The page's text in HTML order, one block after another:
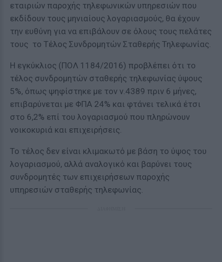
εταιριών παροχής τηλεφωνικών υπηρεσιών που
εκδίδουν τους μηνιαίους λογαριασμούς, θα έχουν
την ευθύνη για να επιβάλουν σε όλους τους πελάτες
τους το Τέλος Συνδρομητών Σταθερής Τηλεφωνίας.
Η εγκύκλιος (ΠΟΛ 1184/2016) προβλέπει ότι το
τέλος συνδρομητών σταθερής τηλεφωνίας ύψους
5%, όπως ψηφίστηκε με τον ν.4389 πριν 6 μήνες,
επιβαρύνεται με ΦΠΑ 24% και φτάνει τελικά έτσι
στο 6,2% επί του λογαριασμού που πληρώνουν
νοικοκυριά και επιχειρήσεις.
Το τέλος δεν είναι κλιμακωτό με βάση το ύψος του
λογαριασμού, αλλά αναλογικό και βαρύνει τους
συνδρομητές των επιχειρήσεων παροχής
υπηρεσιών σταθερής τηλεφωνίας.